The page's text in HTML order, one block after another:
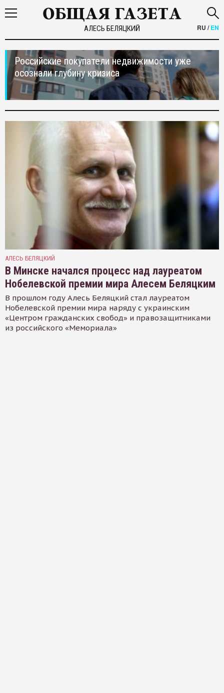
АЛЕСЬ БЕЛЯЦКИЙ RU /EN
Российские покупатели недвижимости уже
осознали глубину кризиса
АЛЕСЬ БЕЛЯЦКИЙ
В Минске начался процесс над лауреатом
Нобелевской премии мира Алесем Беляцким
В прошлом году Алесь Беляцкий стал лауреатом
Нобелевской премии мира наряду с украинским
«Центром гражданских свобод» и правозащитниками
из российского «Мемориала»